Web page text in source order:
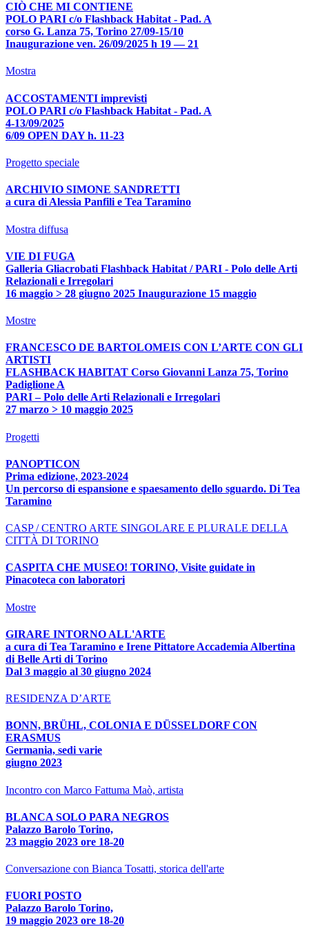
CIÒ CHE MI CONTIENE
POLO PARI c/o Flashback Habitat - Pad. A
corso G. Lanza 75, Torino 27/09-15/10
Inaugurazione ven. 26/09/2025 h 19 — 21
Mostra
ACCOSTAMENTI imprevisti
POLO PARI c/o Flashback Habitat - Pad. A
4-13/09/2025
6/09 OPEN DAY h. 11-23
Progetto speciale
ARCHIVIO SIMONE SANDRETTI
a cura di Alessia Panfili e Tea Taramino
Mostra diffusa
VIE DI FUGA
Galleria Gliacrobati Flashback Habitat / PARI - Polo delle Arti
Relazionali e Irregolari
16 maggio > 28 giugno 2025 Inaugurazione 15 maggio
Mostre
FRANCESCO DE BARTOLOMEIS CON L’ARTE CON GLI
ARTISTI
FLASHBACK HABITAT Corso Giovanni Lanza 75, Torino
Padiglione A
PARI – Polo delle Arti Relazionali e Irregolari
27 marzo > 10 maggio 2025
Progetti
PANOPTICON
Prima edizione, 2023-2024
Un percorso di espansione e spaesamento dello sguardo. Di Tea
Taramino
CASP / CENTRO ARTE SINGOLARE E PLURALE DELLA
CITTÀ DI TORINO
CASPITA CHE MUSEO! TORINO, Visite guidate in
Pinacoteca con laboratori
Mostre
GIRARE INTORNO ALL'ARTE
a cura di Tea Taramino e Irene Pittatore Accademia Albertina
di Belle Arti di Torino
Dal 3 maggio al 30 giugno 2024
RESIDENZA D’ARTE
BONN, BRÜHL, COLONIA E DÜSSELDORF CON
ERASMUS
Germania, sedi varie
giugno 2023
Incontro con Marco Fattuma Maò, artista
BLANCA SOLO PARA NEGROS
Palazzo Barolo Torino,
23 maggio 2023 ore 18-20
Conversazione con Bianca Tosatti, storica dell'arte
FUORI POSTO
Palazzo Barolo Torino,
19 maggio 2023 ore 18-20